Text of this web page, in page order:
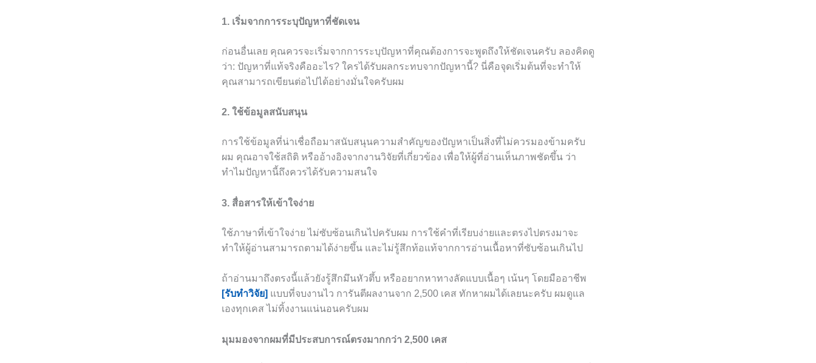
1. เริ่มจากการระบุปัญหาที่ชัดเจน
ก่อนอื่นเลย คุณควรจะเริ่มจากการระบุปัญหาที่คุณต้องการจะพูดถึงให้ชัดเจนครับ ลองคิดดู
ว่า: ปัญหาที่แท้จริงคืออะไร? ใครได้รับผลกระทบจากปัญหานี้? นี่คือจุดเริ่มต้นที่จะทำให้
คุณสามารถเขียนต่อไปได้อย่างมั่นใจครับผม
2. ใช้ข้อมูลสนับสนุน
การใช้ข้อมูลที่น่าเชื่อถือมาสนับสนุนความสำคัญของปัญหาเป็นสิ่งที่ไม่ควรมองข้ามครับ
ผม คุณอาจใช้สถิติ หรืออ้างอิงจากงานวิจัยที่เกี่ยวข้อง เพื่อให้ผู้ที่อ่านเห็นภาพชัดขึ้น ว่า
ทำไมปัญหานี้ถึงควรได้รับความสนใจ
3. สื่อสารให้เข้าใจง่าย
ใช้ภาษาที่เข้าใจง่าย ไม่ซับซ้อนเกินไปครับผม การใช้คำที่เรียบง่ายและตรงไปตรงมาจะ
ทำให้ผู้อ่านสามารถตามได้ง่ายขึ้น และไม่รู้สึกท้อแท้จากการอ่านเนื้อหาที่ซับซ้อนเกินไป
ถ้าอ่านมาถึงตรงนี้แล้วยังรู้สึกมึนหัวตึ้บ หรืออยากหาทางลัดแบบเนื้อๆ เน้นๆ โดยมืออาชีพ
[รับทำวิจัย] แบบที่จบงานไว การันตีผลงานจาก 2,500 เคส ทักหาผมได้เลยนะครับ ผมดูแล
เองทุกเคส ไม่ทิ้งงานแน่นอนครับผม
มุมมองจากผมที่มีประสบการณ์ตรงมากกว่า 2,500 เคส